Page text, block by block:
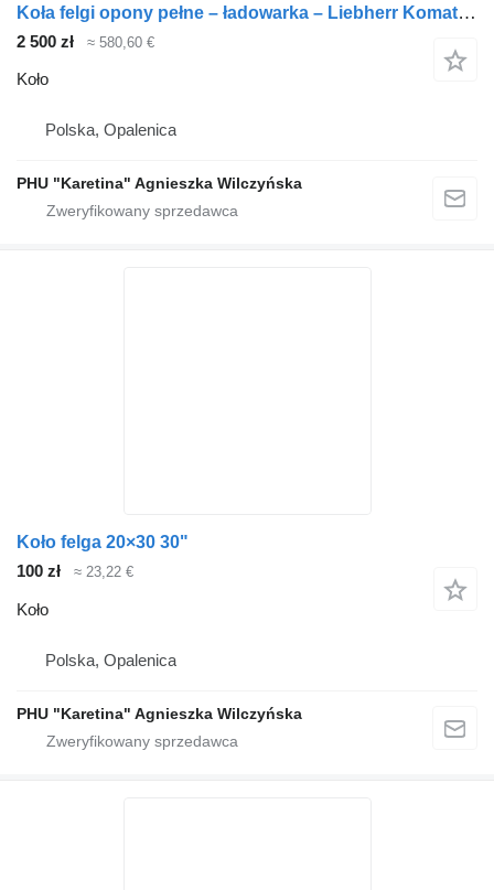
Koła felgi opony pełne – ładowarka – Liebherr Komatsu Ahlmann Vo do Liebherr
2 500 zł ≈ 580,60 €
Koło
Polska, Opalenica
PHU "Karetina" Agnieszka Wilczyńska
Koło felga 20×30 30"
100 zł
≈ 23,22 €
Koło
Polska, Opalenica
PHU "Karetina" Agnieszka Wilczyńska